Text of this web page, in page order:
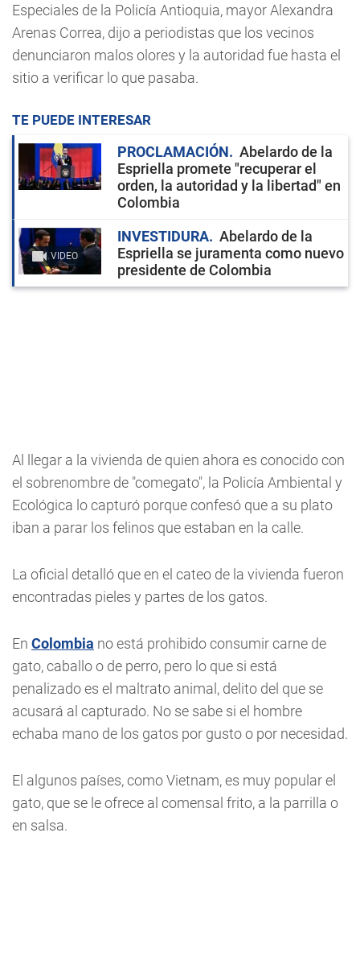
Especiales de la Policía Antioquia, mayor Alexandra
Arenas Correa, dijo a periodistas que los vecinos
denunciaron malos olores y la autoridad fue hasta el
sitio a verificar lo que pasaba.
TE PUEDE INTERESAR
PROCLAMACIÓN
Abelardo de la
Espriella promete "recuperar el
orden, la autoridad y la libertad" en
Colombia
VIDEO
INVESTIDURA
Abelardo de la
Espriella se juramenta como nuevo
presidente de Colombia
Al llegar a la vivienda de quien ahora es conocido con
el sobrenombre de "comegato", la Policía Ambiental y
Ecológica lo capturó porque confesó que a su plato
iban a parar los felinos que estaban en la calle.
La oficial detalló que en el cateo de la vivienda fueron
encontradas pieles y partes de los gatos.
En Colombia no está prohibido consumir carne de
gato, caballo o de perro, pero lo que si está
penalizado es el maltrato animal, delito del que se
acusará al capturado. No se sabe si el hombre
echaba mano de los gatos por gusto o por necesidad.
El algunos países, como Vietnam, es muy popular el
gato, que se le ofrece al comensal frito, a la parrilla o
en salsa.